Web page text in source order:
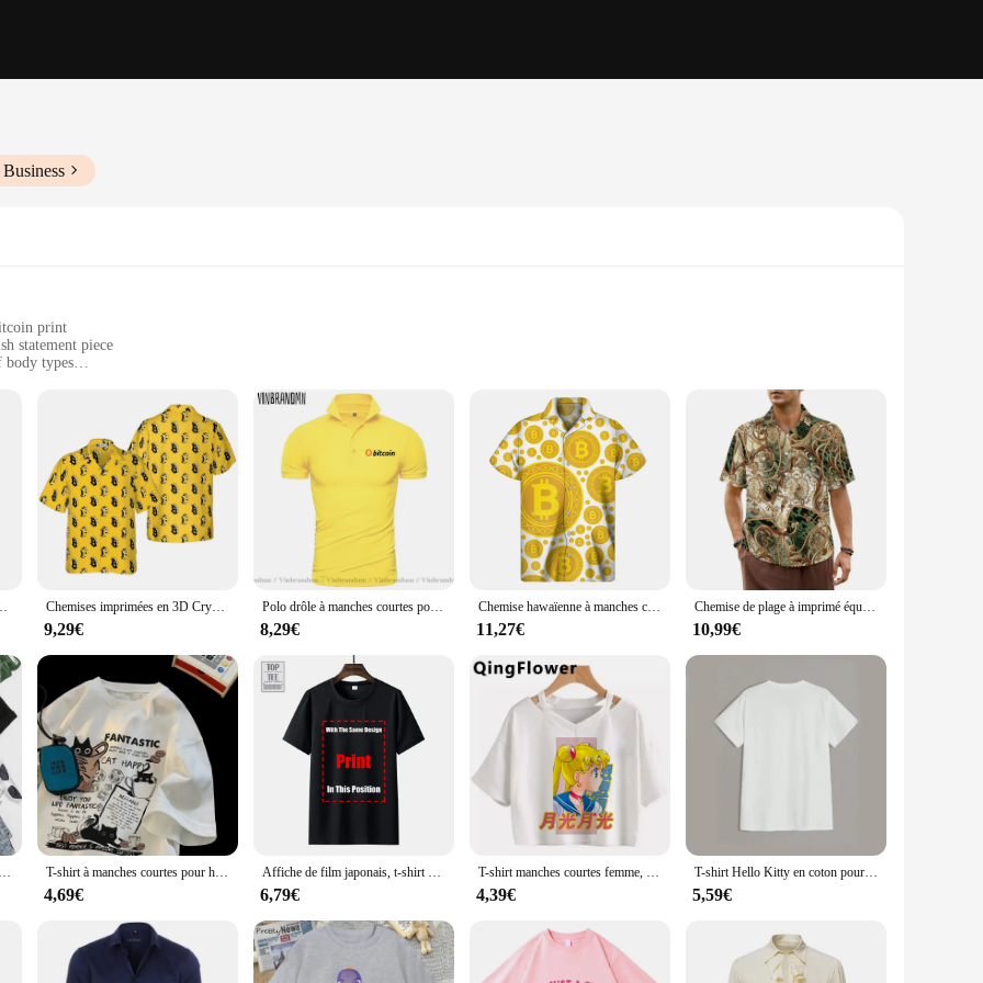
print
statement piece
body types
and any additional accessories
of fashion and technology. Designed for the modern individual who appreciates both style and innovation, this chemise features a
cotton blend ensures a soft, breathable fabric that is gentle on the skin, making it perfect for extended wear. Whether you're lounging
is versatile enough to suit any scenario.
is available in a range of sizes to cater to a diverse audience. The tailored fit ensures that each wearer can enjoy the comfort and style of
make it a standout piece in any wardrobe, while the lightweight fabric ensures that it remains comfortable throughout the day or
appreciates the intersection of fashion and technology? The chemise bitcoin is an excellent choice. Its distinctive design and high-quality
the chemise and any additional accessories, ensuring that the recipient can enjoy the full experience of this innovative sleepwear.
is sure to delight.
numérique, argent, design à la mode, vêtements respirants, automne Chemises imprimées en 3D Crypto Bitcoin pour hommes, chemise de plage, chemisiers décontractés pour enfants, manches courtes, vêtements de mode, argent mystère, cool, BTC
9,29€
Polo drôle à manches courtes pour hommes, 2021 coton, salle de bain Bitcoin DL, votre crypto-monnaie, vêtements, nouveauté, 100%
8,29€
Chemise hawaïenne à manches courtes imprimée Bitcoin Link pour hommes, haut à revers décontracté, grande taille, chemise à la mode, nouveau style, 2024
11,27€
Chemise de plage à imprimé équiprint doré pour hommes, chemises décontractées, nouveauté, été, manches courtes, Harajuku, grande taille, chemisiers 5XL
10,99€
T-shirt col rond femme, vêtement vintage, doux et respirant, avec impression humoristique Kawaii, la paix n'a jamais été une option T-shirt à manches courtes pour hommes et femmes, pull surdimensionné, version coréenne, dessin animé, groupe de chats, imprimé, décontracté, couples, nouveau
4,69€
Affiche de film japonais, t-shirt de l'armée de Darhouse, Bruce Campbell Evil Frequency
6,79€
T-shirt manches courtes femme, humoristique et à la mode, Harajuku, kawaii, Ulzzang
4,39€
T-shirt Hello Kitty en coton pour femme, streetwear, mignon, vintage, délavé, My Melody Kuromi
5,59€